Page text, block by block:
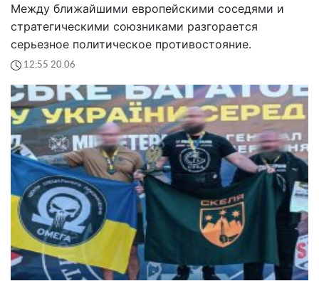
Между ближайшими европейскими соседями и
стратегическими союзниками разгорается
серьезное политическое противостояние.
12:55 20.06